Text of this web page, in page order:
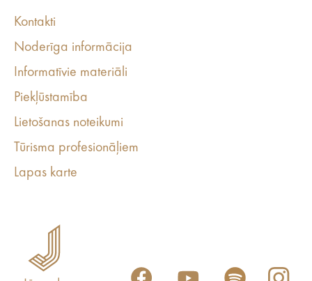
Kontakti
Noderīga informācija
Informatīvie materiāli
Piekļūstamība
Lietošanas noteikumi
Tūrisma profesionāļiem
Lapas karte